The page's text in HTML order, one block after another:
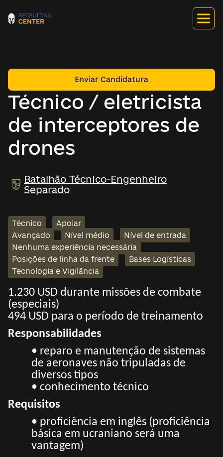
Técnico / eletricista
de interceptores de
drones
Enviar Candidatura
Batalhão Técnico-Engenheiro
Separado
Técnico
Apoiar
Avançado
Nível médio
Nível de entrada
Nenhuma experiência necessária
Posições de linha da frente
Bases Logísticas
Tecnologia e Vigilância
1.230 USD durante missões de combate
(especiais)
494 USD para o período de treinamento
Responsabilidades
• reparo e manutenção de sistemas
de aeronaves não tripuladas de
diversos tipos
• conhecimento técnico
Requisitos
• proficiência em inglês (proficiência
básica em ucraniano será uma
vantagem)